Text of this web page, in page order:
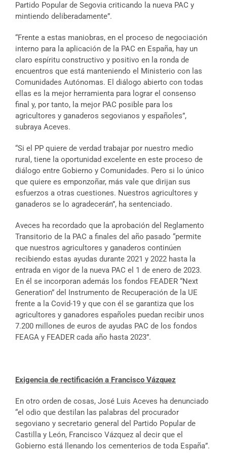
Partido Popular de Segovia criticando la nueva PAC y
mintiendo deliberadamente”.
“Frente a estas maniobras, en el proceso de negociación
interno para la aplicación de la PAC en España, hay un
claro espíritu constructivo y positivo en la ronda de
encuentros que está manteniendo el Ministerio con las
Comunidades Autónomas. El diálogo abierto con todas
ellas es la mejor herramienta para lograr el consenso
final y, por tanto, la mejor PAC posible para los
agricultores y ganaderos segovianos y españoles”,
subraya Aceves.
“Si el PP quiere de verdad trabajar por nuestro medio
rural, tiene la oportunidad excelente en este proceso de
diálogo entre Gobierno y Comunidades. Pero si lo único
que quiere es emponzoñar, más vale que dirijan sus
esfuerzos a otras cuestiones. Nuestros agricultores y
ganaderos se lo agradecerán”, ha sentenciado.
Aveces ha recordado que la aprobación del Reglamento
Transitorio de la PAC a finales del año pasado “permite
que nuestros agricultores y ganaderos continúen
recibiendo estas ayudas durante 2021 y 2022 hasta la
entrada en vigor de la nueva PAC el 1 de enero de 2023.
En él se incorporan además los fondos FEADER “Next
Generation” del Instrumento de Recuperación de la UE
frente a la Covid-19 y que con él se garantiza que los
agricultores y ganadores españoles puedan recibir unos
7.200 millones de euros de ayudas PAC de los fondos
FEAGA y FEADER cada año hasta 2023”.
Exigencia de rectificación a Francisco Vázquez
En otro orden de cosas, José Luis Aceves ha denunciado
“el odio que destilan las palabras del procurador
segoviano y secretario general del Partido Popular de
Castilla y León, Francisco Vázquez al decir que el
Gobierno está llenando los cementerios de toda España”.